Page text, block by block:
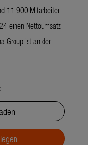
11.900 Mitarbeiter
einen Nettoumsatz
Group ist an der